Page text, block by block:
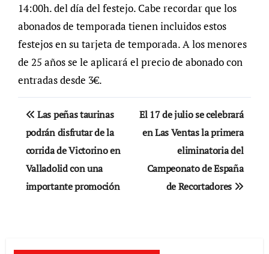
14:00h. del día del festejo. Cabe recordar que los
abonados de temporada tienen incluidos estos
festejos en su tarjeta de temporada. A los menores
de 25 años se le aplicará el precio de abonado con
entradas desde 3€.
Navegación
de
entradas
Las peñas taurinas
podrán disfrutar de la
corrida de Victorino en
Valladolid con una
importante promoción
El 17 de julio se celebrará
en Las Ventas la primera
eliminatoria del
Campeonato de España
de Recortadores